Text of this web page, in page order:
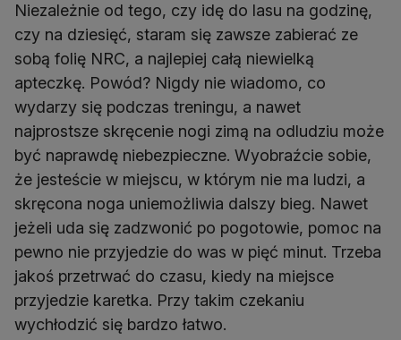
Niezależnie od tego, czy idę do lasu na godzinę,
czy na dziesięć, staram się zawsze zabierać ze
sobą folię NRC, a najlepiej całą niewielką
apteczkę. Powód? Nigdy nie wiadomo, co
wydarzy się podczas treningu, a nawet
najprostsze skręcenie nogi zimą na odludziu może
być naprawdę niebezpieczne. Wyobraźcie sobie,
że jesteście w miejscu, w którym nie ma ludzi, a
skręcona noga uniemożliwia dalszy bieg. Nawet
jeżeli uda się zadzwonić po pogotowie, pomoc na
pewno nie przyjedzie do was w pięć minut. Trzeba
jakoś przetrwać do czasu, kiedy na miejsce
przyjedzie karetka. Przy takim czekaniu
wychłodzić się bardzo łatwo.